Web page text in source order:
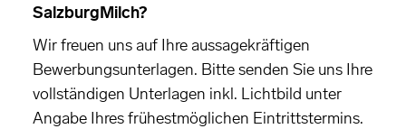
SalzburgMilch?
Wir freuen uns auf Ihre aussagekräftigen
Bewerbungsunterlagen. Bitte senden Sie uns Ihre
vollständigen Unterlagen inkl. Lichtbild unter
Angabe Ihres frühestmöglichen Eintrittstermins.